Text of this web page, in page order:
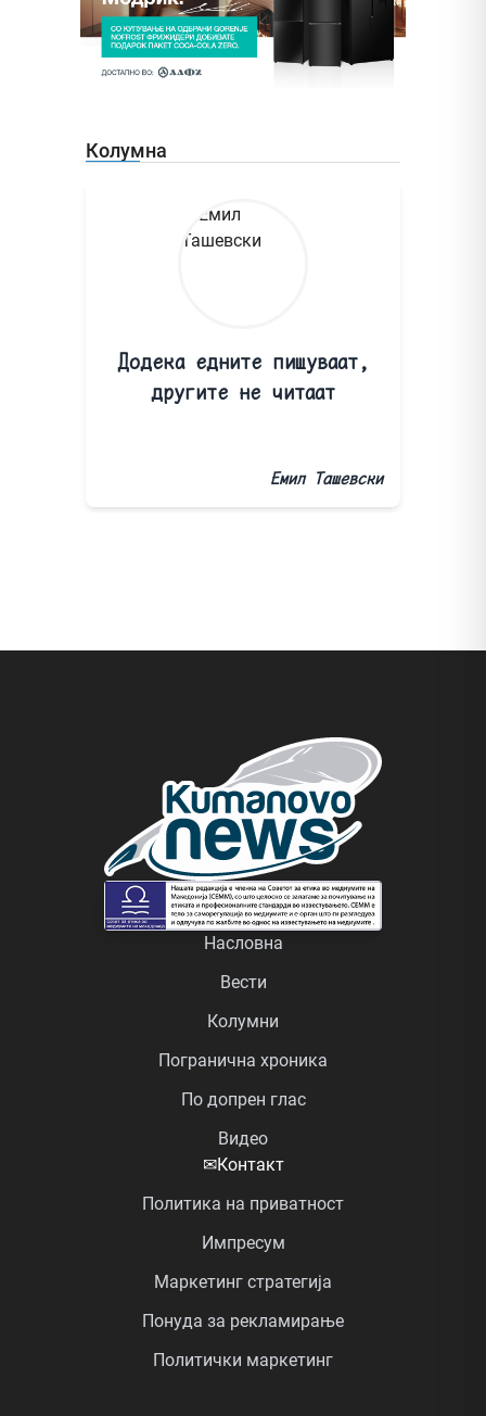
Колумна
Додека едните пишуваат,
другите не читаат
Емил Ташевски
Насловна
Вести
Колумни
Погранична хроника
По допрен глас
Видео
✉Контакт
Политика на приватност
Импресум
Маркетинг стратегија
Понуда за рекламирање
Политички маркетинг